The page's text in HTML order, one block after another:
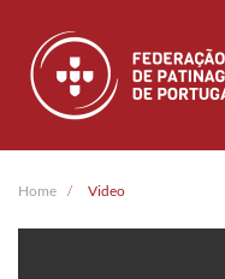
Skip to main content
Home Video